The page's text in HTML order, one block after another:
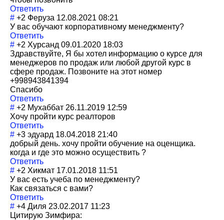
Ответить
# +2 Феруза 12.08.2021 08:21
У вас обучают корпоративному менеджменту?
Ответить
# +2 Хурсанд 09.01.2020 18:03
Здравствуйте, Я бы хотел информацию о курсе для
менеджеров по продаж или любой другой курс в
сфере продаж. Позвоните на этот номер
+998943841394
Спасибо
Ответить
# +2 Мухаббат 26.11.2019 12:59
Хочу пройти курс реалторов
Ответить
# +3 эдуард 18.04.2018 21:40
добрый день. хочу пройти обучение на оценщика.
когда и где это можно осуществить ?
Ответить
# +2 Хикмат 17.01.2018 11:51
У вас есть учеба по менеджменту?
Как связаться с вами?
Ответить
# +4 Диля 23.02.2017 11:23
Цитирую Зимфира: